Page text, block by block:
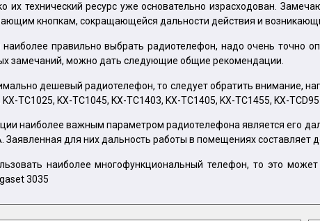
их технический ресурс уже основательно израсходован.
кнопкам, сокращающейся дальности действия и
правильно выбрать радиотелефон, надо очень точно
замечаний, можно дать следующие общие рекомендации.
дешевый радиотелефон, то следует обратить внимание,
KX-TC1025, KX-TC1045, KX-TC1403, KX-TС1405, KX-TC1455, KX-
наиболее важным параметром радиотелефона является его
Заявленная для них дальность работы в помещениях
наиболее многофункциональный телефон, то это
3035